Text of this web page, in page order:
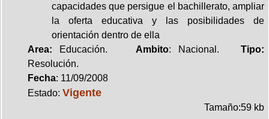
capacidades que persigue el bachillerato, ampliar
la oferta educativa y las posibilidades de
orientación dentro de ella
Area: Educación. Ambito: Nacional.Tipo:
Resolución.
Fecha: 11/09/2008
Estado: Vigente
Tamaño:59 kb